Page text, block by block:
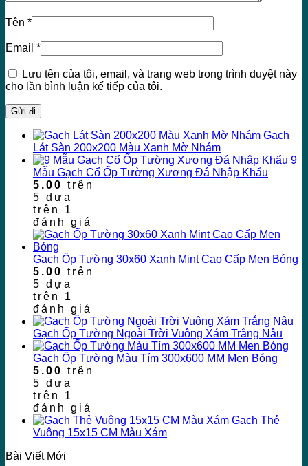
Tên *
Email *
Lưu tên của tôi, email, và trang web trong trình duyệt này
cho lần bình luận kế tiếp của tôi.
Gạch
Lát Sàn 200x200 Màu Xanh Mờ Nhám
9
Mẫu Gạch Cổ Ốp Tường Xương Đá Nhập Khẩu
5.00 trên
5 dựa
trên 1
đánh giá
Gạch Ốp Tường 30x60 Xanh Mint Cao Cấp Men Bóng
5.00 trên
5 dựa
trên 1
đánh giá
Gạch Ốp Tường Ngoài Trời Vuông Xám Trắng Nâu
Gạch Ốp Tường Màu Tím 300x600 MM Men Bóng
5.00 trên
5 dựa
trên 1
đánh giá
Gạch Thẻ
Vuông 15x15 CM Màu Xám
Bài Viết Mới